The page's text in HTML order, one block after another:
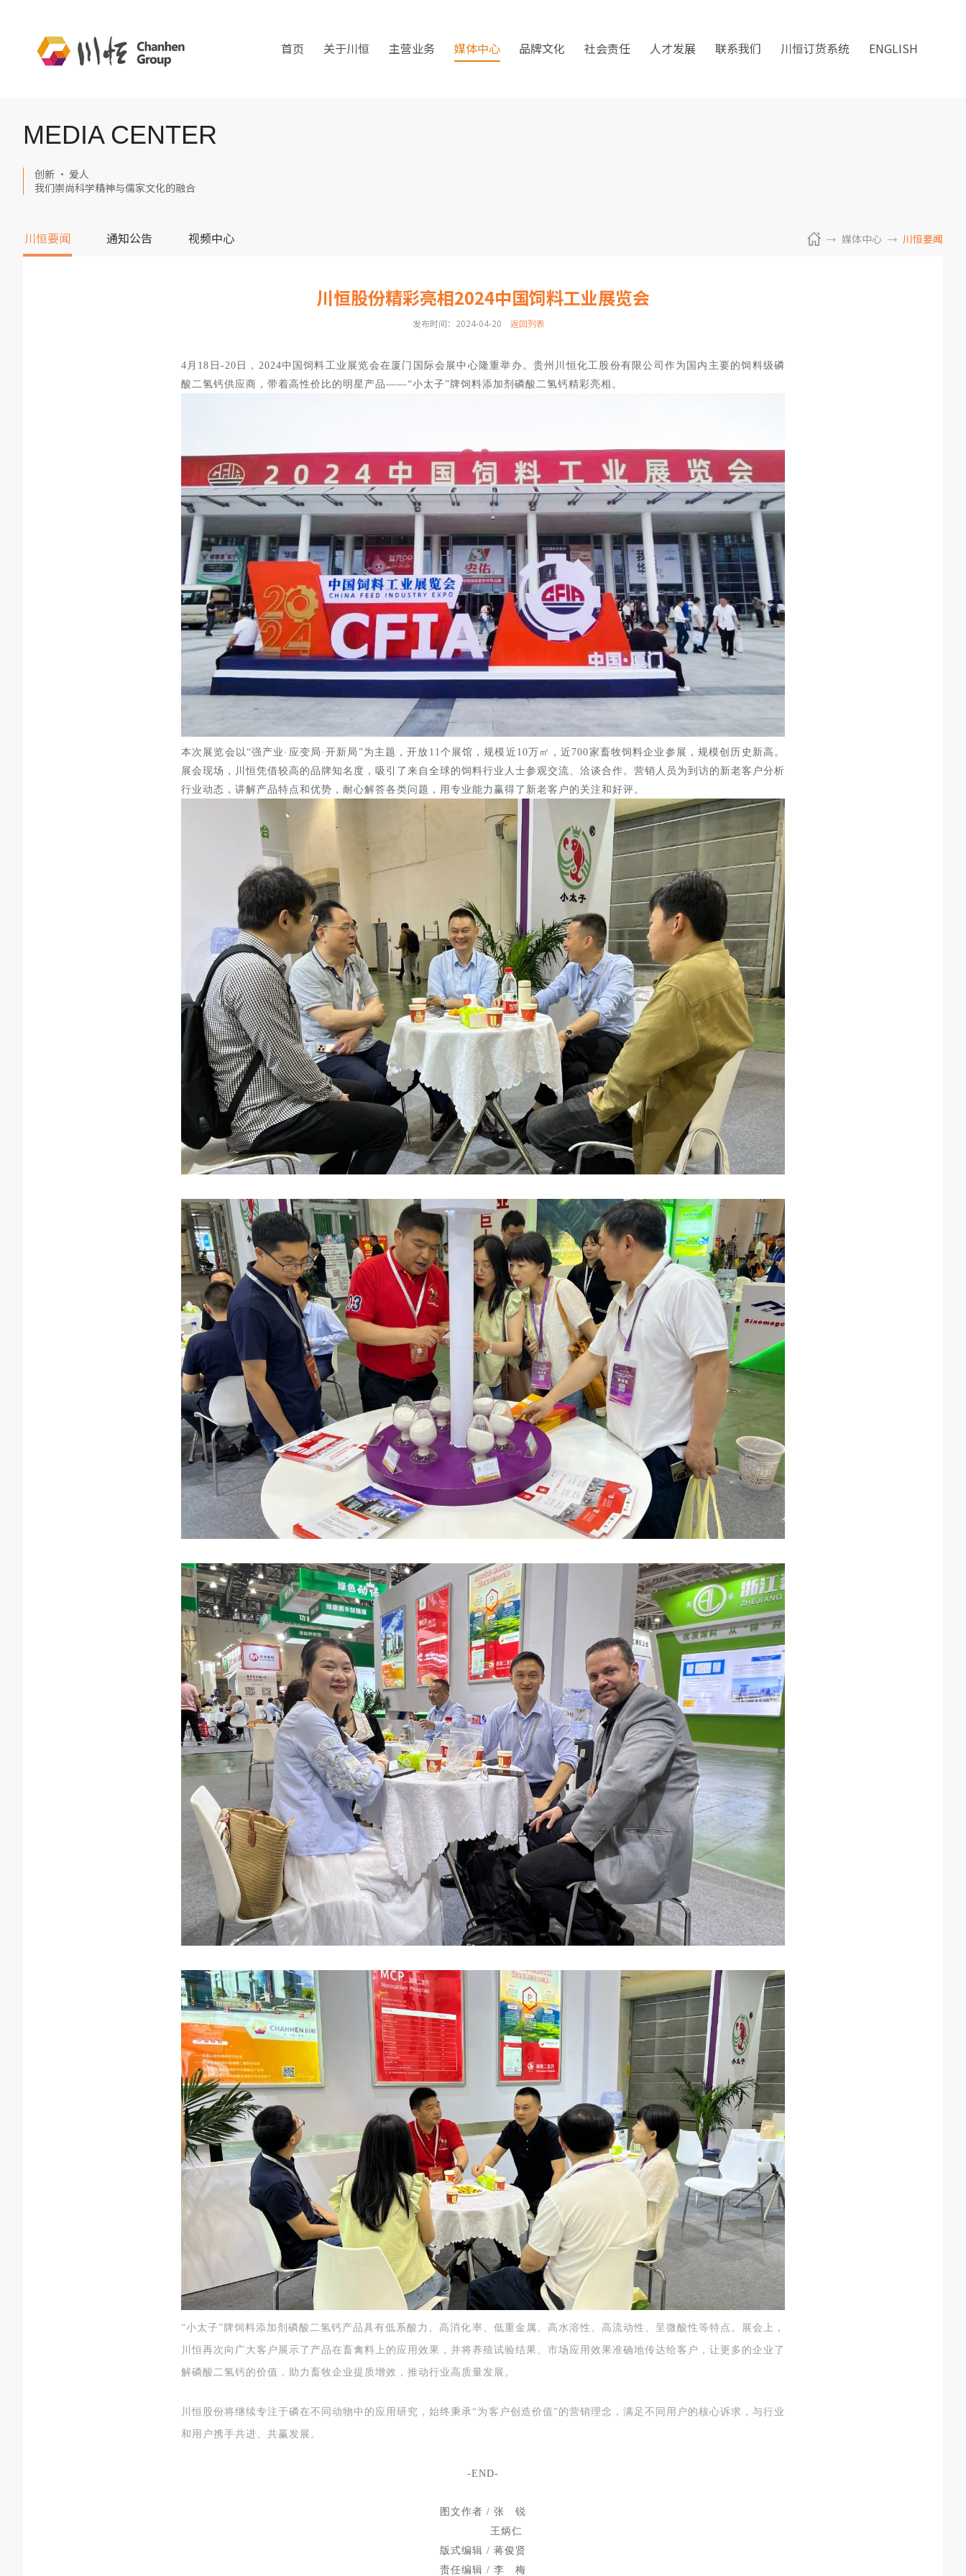
首页 关于川恒 主营业务 媒体中心 品牌文化 社会责任 人才发展 联系我们 川恒订货系统 ENGLISH
MEDIA CENTER
创新 · 爱人
我们崇尚科学精神与儒家文化的融合
川恒要闻 通知公告 视频中心 媒体中心 川恒要闻
川恒股份精彩亮相2024中国饲料工业展览会
发布时间：2024-04-20 返回列表
4月18日-20日，2024中国饲料工业展览会在厦门国际会展中心隆重举办。贵州川恒化工股份有限公司作为国内主要的饲料级磷
酸二氢钙供应商，带着高性价比的明星产品——“小太子”牌饲料添加剂磷酸二氢钙精彩亮相。
本次展览会以“强产业·应变局·开新局”为主题，开放11个展馆，规模近10万㎡，近700家畜牧饲料企业参展，规模创历史新高。
展会现场，川恒凭借较高的品牌知名度，吸引了来自全球的饲料行业人士参观交流、洽谈合作。 营销人员为到访的新老客户分析
行业动态，讲解产品特点和优势，耐心解答各类问题，用专业能力赢得了新老客户的关注和好评。
“小太子”牌饲料添加剂磷酸二氢钙 产品具有低系酸力、高消化率、低重金属、高水溶性、高流动性、呈微酸性等特点。 展会上，
川恒再次向广大客户展示了产品在畜禽料上的应用效果，并将养殖试验结果、市场应用效果准确地传达给客户，让更多的企业了
解磷酸二氢钙的价值，助力畜牧企业提质增效，推动行业高质量发展。
川恒股份将继续专注于磷在不同动物中的应用研究，始终秉承“为客户创造价值”的营销理念， 满足不同用户的核心诉求， 与行业
和用户携手共进、共赢发展。
-END-
图文作者 / 张 锐
王炳仁
版式编辑 / 蒋俊贤
责任编辑 / 李 梅